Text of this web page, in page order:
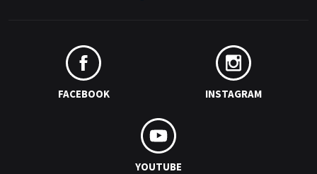
FACEBOOK INSTAGRAM
YOUTUBE